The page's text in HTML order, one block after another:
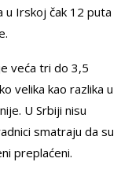
u Irskoj čak 12 puta
veća tri do 3,5
velika kao razlika u
U Srbiji nisu
smatraju da su
preplaćeni.